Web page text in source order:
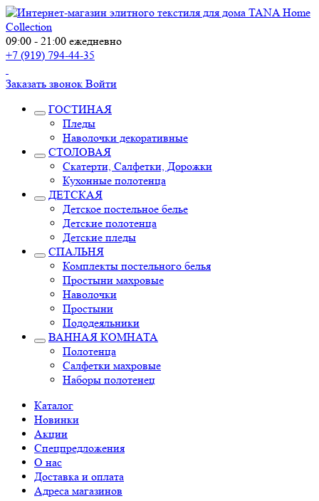
09:00 - 21:00 ежедневно
+7 (919) 794-44-35
Заказать звонок Войти
ГОСТИНАЯ
Пледы
Наволочки декоративные
СТОЛОВАЯ
Скатерти, Салфетки, Дорожки
Кухонные полотенца
ДЕТСКАЯ
Детское постельное белье
Детские полотенца
Детские пледы
СПАЛЬНЯ
Комплекты постельного белья
Простыни махровые
Наволочки
Простыни
Пододеяльники
ВАННАЯ КОМНАТА
Полотенца
Салфетки махровые
Наборы полотенец
Каталог
Новинки
Акции
Спецпредложения
О нас
Доставка и оплата
Адреса магазинов